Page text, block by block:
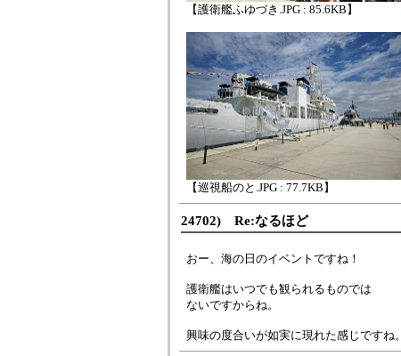
【護衛艦ふゆづき.JPG : 85.6KB】
【巡視船のと.JPG : 77.7KB】
24702) Re:なるほど
おー、海の日のイベントですね！
護衛艦はいつでも観られるものでは
ないですからね。
興味の度合いが如実に現れた感じですね。